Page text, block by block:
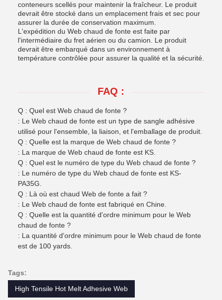
conteneurs scellés pour maintenir la fraîcheur. Le produit
devrait être stocké dans un emplacement frais et sec pour
assurer la durée de conservation maximum.
L'expédition du Web chaud de fonte est faite par
l'intermédiaire du fret aérien ou du camion. Le produit
devrait être embarqué dans un environnement à
température contrôlée pour assurer la qualité et la sécurité.
FAQ :
Q : Quel est Web chaud de fonte ?
: Le Web chaud de fonte est un type de sangle adhésive
utilisé pour l'ensemble, la liaison, et l'emballage de produit.
Q : Quelle est la marque de Web chaud de fonte ?
: La marque de Web chaud de fonte est KS.
Q : Quel est le numéro de type du Web chaud de fonte ?
: Le numéro de type du Web chaud de fonte est KS-
PA35G.
Q : Là où est chaud Web de fonte a fait ?
: Le Web chaud de fonte est fabriqué en Chine.
Q : Quelle est la quantité d'ordre minimum pour le Web
chaud de fonte ?
: La quantité d'ordre minimum pour le Web chaud de fonte
est de 100 yards.
Tags:
High Tensile Hot Melt Adhesive Web